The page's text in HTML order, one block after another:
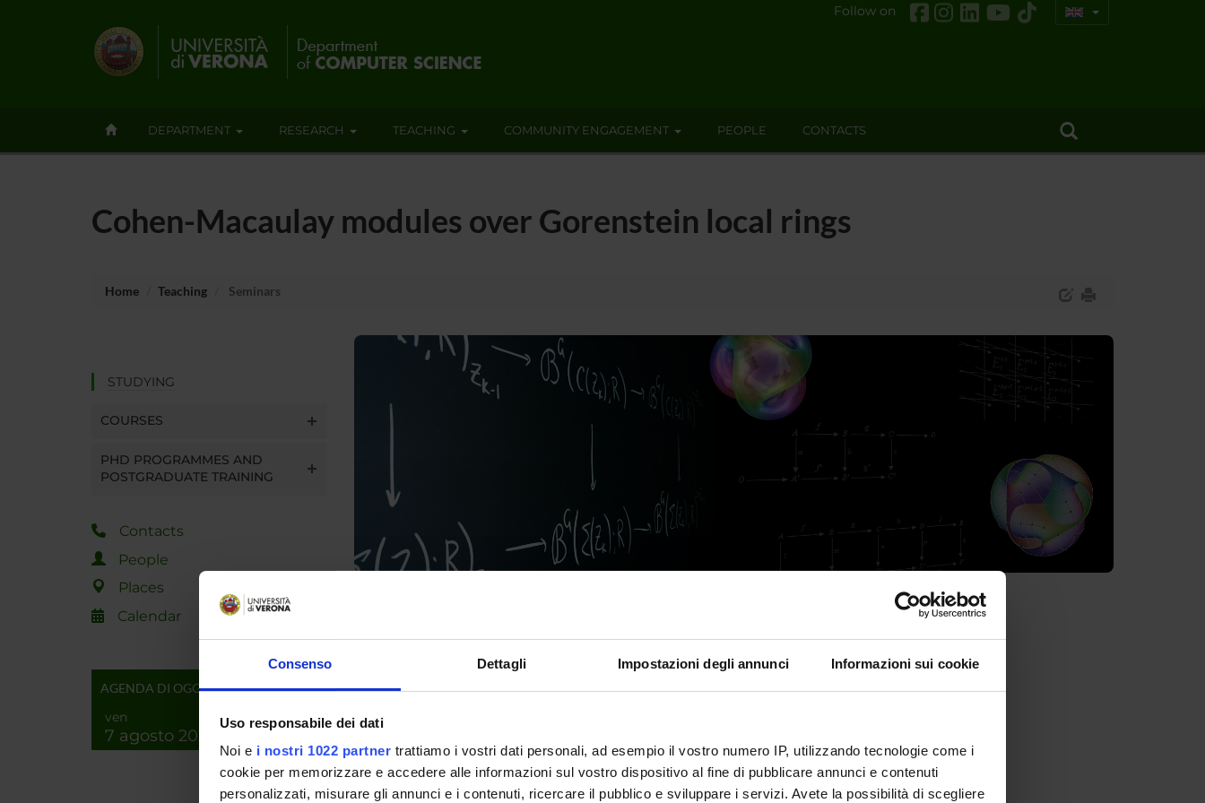
Consenso Dettagli Impostazioni degli annunci Informazioni sui cookie
Uso responsabile dei dati
Noi e i nostri 1022 partner trattiamo i vostri dati personali, ad esempio il vostro numero IP, utilizzando tecnologie come i
cookie per memorizzare e accedere alle informazioni sul vostro dispositivo al fine di pubblicare annunci e contenuti
personalizzati, misurare gli annunci e i contenuti, ricercare il pubblico e sviluppare i servizi. Avete la possibilità di scegliere
Follow on
DEPARTMENT RESEARCH TEACHING COMMUNITY ENGAGEMENT PEOPLE CONTACTS
Cohen-Macaulay modules over Gorenstein local rings
Home Teaching Seminars
STUDYING
COURSES
PHD PROGRAMMES AND
POSTGRADUATE TRAINING
Contacts
People
Places
Calendar
AGENDA DI OGGI
ven
7 agosto 2026
It will take place on March 7,14 and 21, 13.30 - 15.30 in Sala Riunioni II floor.